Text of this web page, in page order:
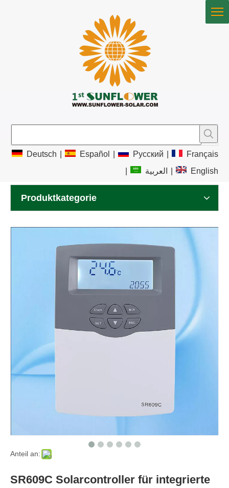
Deutsch Español Pусский
Français
العربية English
Produktkategorie
Anteil an:
SR609C Solarcontroller für integrierte